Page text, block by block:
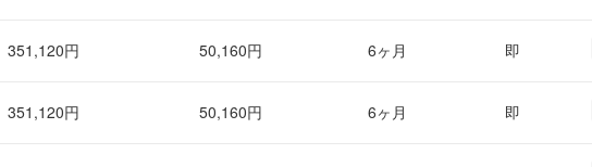
351,120円 50,160円 6ヶ月 即
351,120円 50,160円 6ヶ月 即